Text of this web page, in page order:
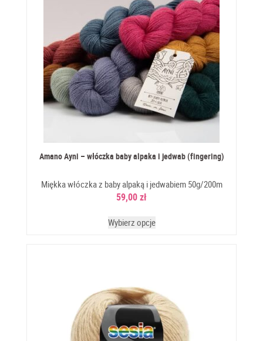
Amano Ayni – włóczka baby alpaka i jedwab (fingering)
Miękka włóczka z baby alpaką i jedwabiem 50g/200m
59,00zł
Wybierz opcje